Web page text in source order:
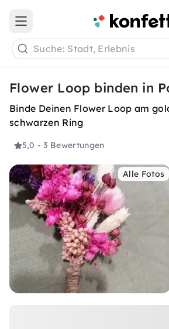
Open main menu
Suche: Stadt, Erlebnis
Flower Loop binden in
Binde Deinen Flower Loop am
schwarzen Ring
5,0 - 3 Bewertungen
Alle Fotos